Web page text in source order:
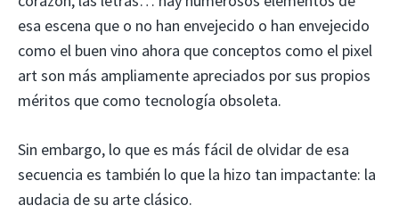
esa escena que o no han envejecido o han envejecido
como el buen vino ahora que conceptos como el pixel
art son más ampliamente apreciados por sus propios
méritos que como tecnología obsoleta.
Sin embargo, lo que es más fácil de olvidar de esa
secuencia es también lo que la hizo tan impactante: la
audacia de su arte clásico.